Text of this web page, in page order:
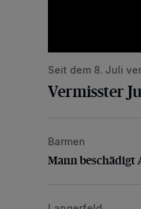
Seit dem 8. Juli
Vermisster
Mann beschädigt
Barmen
Mann beschädigt